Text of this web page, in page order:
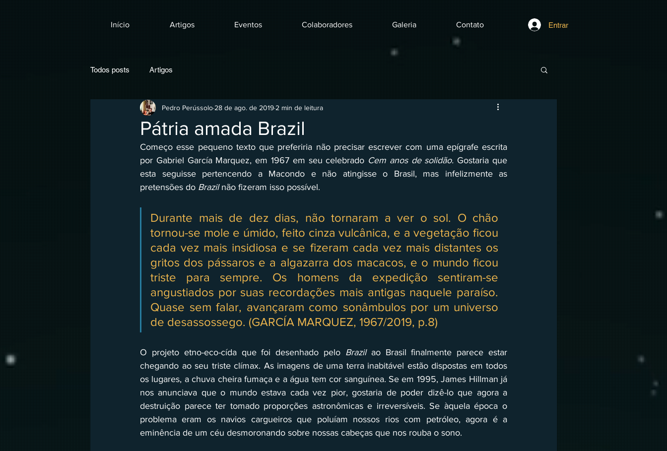
Início Artigos Eventos Colaboradores Galeria Contato Entrar
Todos posts Artigos
Pátria amada Brazil
Pedro Perússolo 28 de ago. de 2019 2 min de leitura
Começo esse pequeno texto que preferiria não precisar escrever com uma epígrafe escrita
por Gabriel García Marquez, em 1967 em seu celebrado Cem anos de solidão. Gostaria que
esta seguisse pertencendo a Macondo e não atingisse o Brasil, mas infelizmente as
pretensões do Brazil não fizeram isso possível.
Durante mais de dez dias, não tornaram a ver o sol. O chão
tornou-se mole e úmido, feito cinza vulcânica, e a vegetação ficou
cada vez mais insidiosa e se fizeram cada vez mais distantes os
gritos dos pássaros e a algazarra dos macacos, e o mundo ficou
triste para sempre. Os homens da expedição sentiram-se
angustiados por suas recordações mais antigas naquele paraíso.
Quase sem falar, avançaram como sonâmbulos por um universo
de desassossego. (GARCÍA MARQUEZ, 1967/2019, p.8)
O projeto etno-eco-cída que foi desenhado pelo Brazil ao Brasil finalmente parece estar
chegando ao seu triste clímax. As imagens de uma terra inabitável estão dispostas em todos
os lugares, a chuva cheira fumaça e a água tem cor sanguínea. Se em 1995, James Hillman já
nos anunciava que o mundo estava cada vez pior, gostaria de poder dizê-lo que agora a
destruição parece ter tomado proporções astronômicas e irreversíveis. Se àquela época o
problema eram os navios cargueiros que poluíam nossos rios com petróleo, agora é a
eminência de um céu desmoronando sobre nossas cabeças que nos rouba o sono.